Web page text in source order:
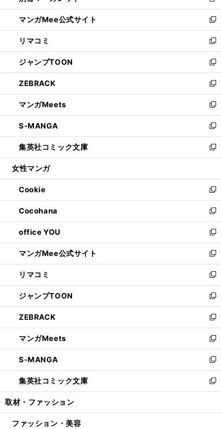
開
く
ン
ド
ウ
で
開
く
ウ
ィ
ン
ド
ウ
で
開
く
し
い
ウ
ィ
ン
ド
ウ
で
開
く
マンガMee公式サイト
新
し
い
ウ
ィ
ン
ド
ウ
で
開
く
リマコミ
新
し
い
ウ
ィ
ン
ド
ウ
で
開
く
ジャンプTOON
新
し
い
ウ
ィ
ン
ド
ウ
で
開
ZEBRACK
新
し
い
ウ
ィ
ン
ド
ウ
開
く
マンガMeets
新
し
い
ウ
ィ
ン
ウ
で
開
く
S-MANGA
新
し
い
ウ
ン
ド
ウ
で
開
く
集英社コミック文庫
新
し
ウ
ィ
ン
ド
ウ
で
開
く
女性マンガ
Cookie
新
し
い
ウ
ィ
ン
ド
ウ
で
開
く
Cocohana
新
し
い
ウ
ィ
ン
ド
ウ
で
開
く
office YOU
新
し
い
ウ
ィ
ン
ド
ウ
で
開
く
マンガMee公式サイト
新
し
い
ウ
ィ
ン
ド
ウ
で
開
く
リマコミ
新
し
い
ウ
ィ
ン
ド
ウ
で
開
く
ジャンプTOON
新
し
い
ウ
ィ
ン
ド
ウ
で
開
ZEBRACK
新
し
い
ウ
ィ
ン
ド
ウ
開
マンガMeets
新
し
い
ウ
ィ
ン
ウ
S-MANGA
新
し
い
ウ
ン
集英社コミック文庫
新
し
ウ
取材・ファッション
ファッション・美容